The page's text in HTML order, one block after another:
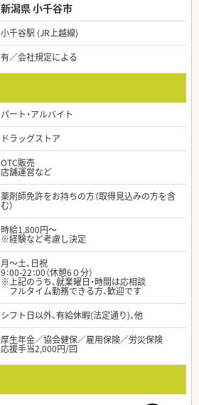
新潟県 小千谷市
小千谷駅 (JR上越線)
有／会社規定による
パート・アルバイト
ドラッグストア
OTC販売
店舗運営など
薬剤師免許をお持ちの方（取得見込みの方を含
む）
時給1,800円～
※経験など考慮し決定
月～土、日祝
9：00-22：00（休憩6０分）
※上記のうち、就業曜日・時間は応相談
フルタイム勤務できる方、歓迎です
シフト日以外、有給休暇(法定通り)、他
厚生年金／協会健保／雇用保険／労災保険
応援手当2,000円/回